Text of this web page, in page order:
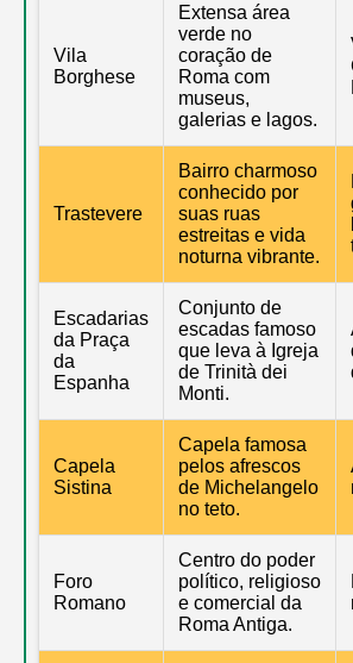
Vila
Borghese
Extensa área
verde no
coração de
Roma com
museus,
galerias e lagos.
Trastevere
Bairro charmoso
conhecido por
suas ruas
estreitas e vida
noturna vibrante.
Escadarias
da Praça
da
Espanha
Conjunto de
escadas famoso
que leva à Igreja
de Trinità dei
Monti.
Capela
Sistina
Capela famosa
pelos afrescos
de Michelangelo
no teto.
Foro
Romano
Centro do poder
político, religioso
e comercial da
Roma Antiga.